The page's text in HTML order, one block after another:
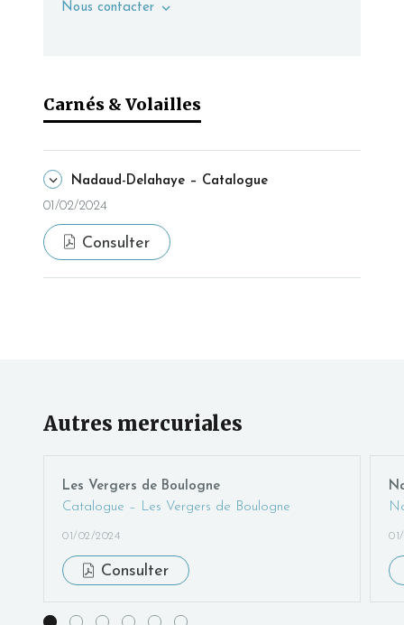
Nous contacter
Carnés & Volailles
Nadaud-Delahaye – Catalogue
01/02/2024
Consulter
Autres mercuriales
Les Vergers de Boulogne
Catalogue – Les Vergers de Boulogne
01/02/2024
Consulter